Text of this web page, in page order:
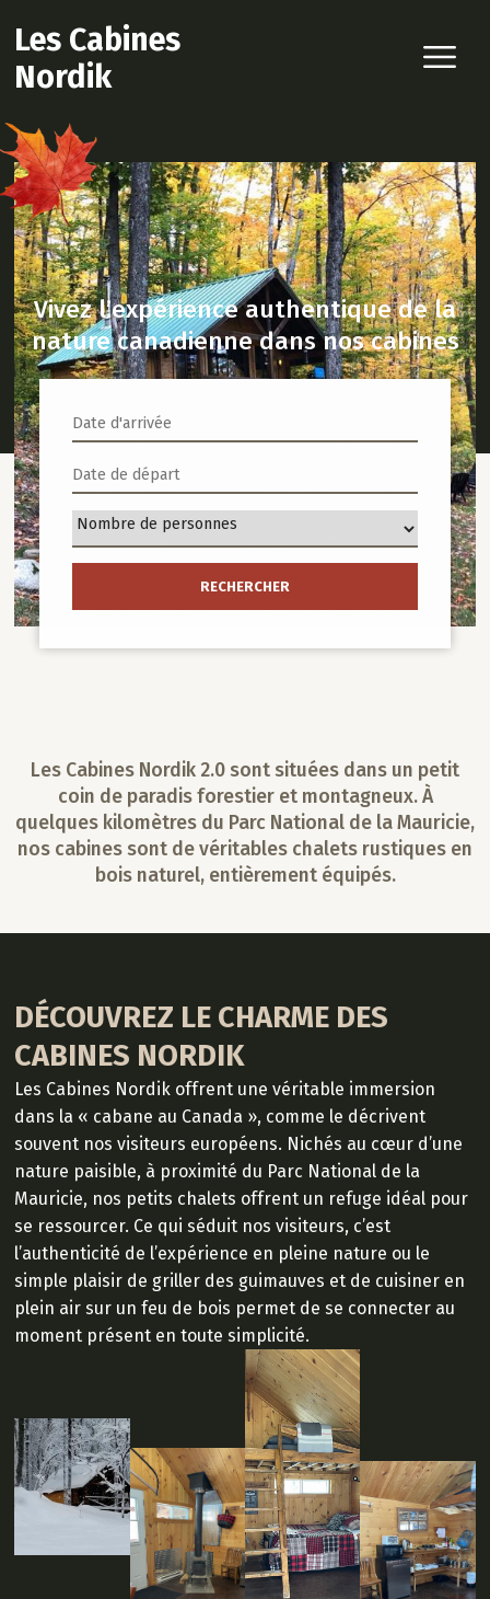
Les Cabines
Nordik
Vivez l’expérience authentique de la
nature canadienne dans nos cabines
Les Cabines Nordik 2.0 sont situées dans un petit
coin de paradis forestier et montagneux. À
quelques kilomètres du Parc National de la Mauricie,
nos cabines sont de véritables chalets rustiques en
bois naturel, entièrement équipés.
DÉCOUVREZ LE CHARME DES
CABINES NORDIK
Les Cabines Nordik offrent une véritable immersion
dans la « cabane au Canada », comme le décrivent
souvent nos visiteurs européens. Nichés au cœur d’une
nature paisible, à proximité du Parc National de la
Mauricie, nos petits chalets offrent un refuge idéal pour
se ressourcer. Ce qui séduit nos visiteurs, c’est
l’authenticité de l’expérience en pleine nature ou le
simple plaisir de griller des guimauves et de cuisiner en
plein air sur un feu de bois permet de se connecter au
moment présent en toute simplicité.